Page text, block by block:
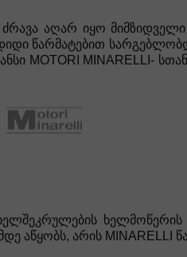
ძრავა აღარ იყო
წარმატებით
MOTORI MINARELLI-
ხელმოწერის
აწყობს, არის MINARELLI